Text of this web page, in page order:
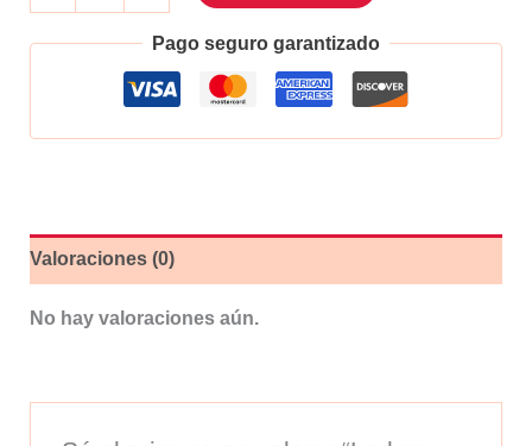
Color:
Pago seguro garantizado
Valoraciones (0)
No hay valoraciones aún.